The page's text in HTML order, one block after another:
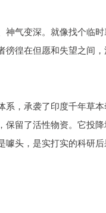
气变深。就像找个临
徨在但愿和失望之间，
，承袭了印度千年草
留了活性物资。它投
头，是实打实的科研后